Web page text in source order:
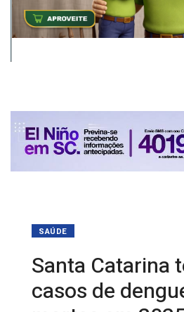
Santa Catarina
casos de
mortes em